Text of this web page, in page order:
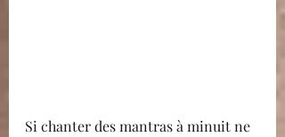
Si chanter des mantras à minuit ne